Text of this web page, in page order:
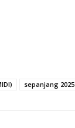
sepanjang 2025